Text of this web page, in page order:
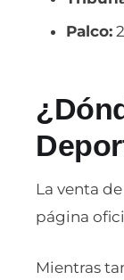
Palco:
La venta
página
Mientras